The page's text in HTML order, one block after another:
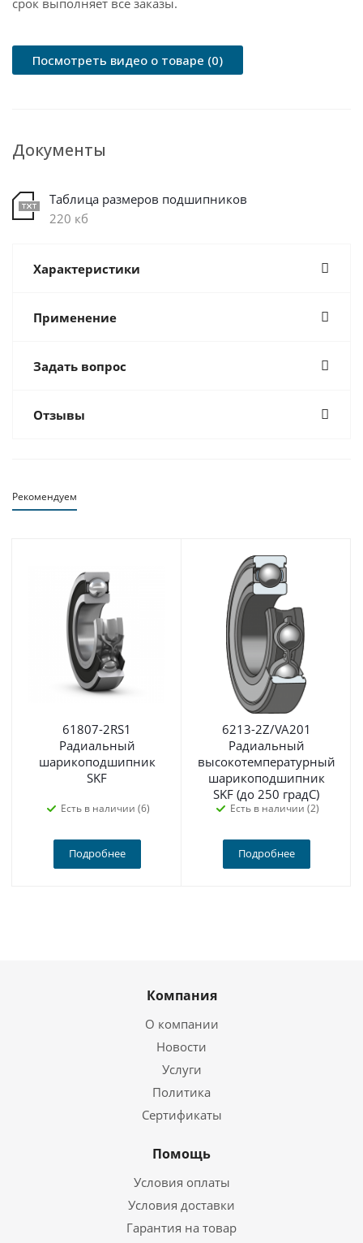
срок выполняет все заказы.
Посмотреть видео о товаре (0)
Документы
Таблица размеров подшипников
220 кб
Характеристики
Применение
Задать вопрос
Отзывы
Рекомендуем
61807-2RS1
Радиальный
шарикоподшипник
SKF
Есть в наличии (6)
Подробнее
6213-2Z/VA201
Радиальный
высокотемпературный
шарикоподшипник
SKF (до 250 градС)
Есть в наличии (2)
Подробнее
Компания
О компании
Новости
Услуги
Политика
Сертификаты
Помощь
Условия оплаты
Условия доставки
Гарантия на товар